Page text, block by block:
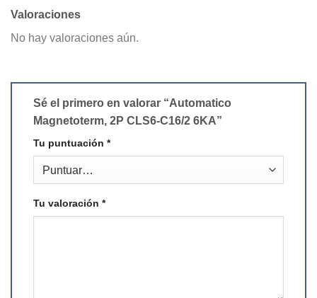
Valoraciones
No hay valoraciones aún.
Sé el primero en valorar “Automatico
Magnetoterm, 2P CLS6-C16/2 6KA”
Tu puntuación *
Tu valoración *